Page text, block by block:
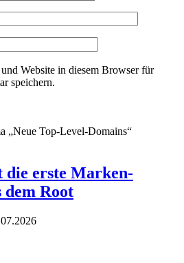
Website in diesem Browser für
speichern.
„Neue Top-Level-Domains“
erste Marken-
dem Root